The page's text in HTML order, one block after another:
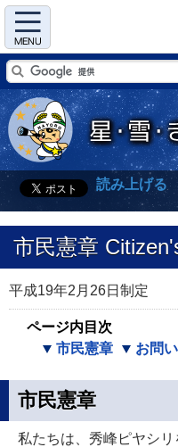
Menu
読み上げる
市民憲章
平成19年2月26日制定
ページ内目次
市民憲章
お問
市民憲章
私たちは、秀峰ピヤシ